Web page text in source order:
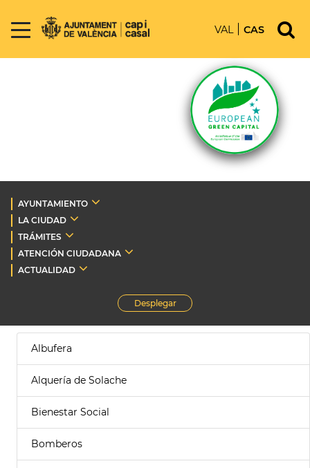
VAL CAS
AYUNTAMIENTO
LA CIUDAD
TRÁMITES
ATENCIÓN CIUDADANA
ACTUALIDAD
Desplegar
Albufera
Alquería de Solache
Bienestar Social
Bomberos